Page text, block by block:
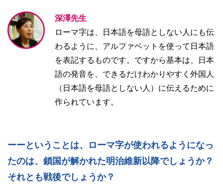
深澤先生
ローマ字は、日本語を母語としない人にも伝
わるように、アルファベットを使って日本語
を表記するものです。ですから基本は、日本
語の発音を、できるだけわかりやすく外国人
（日本語を母語としない人）に伝えるために
作られています。
ーーということは、ローマ字が使われるようになっ
たのは、鎖国が解かれた明治維新以降でしょうか？
それとも戦後でしょうか？